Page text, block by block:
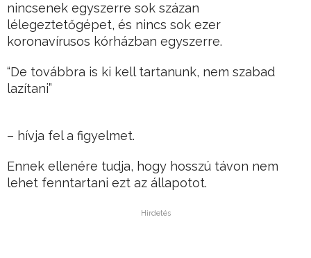
nincsenek egyszerre sok százan
lélegeztetőgépet, és nincs sok ezer
koronavírusos kórházban egyszerre.
“De továbbra is ki kell tartanunk, nem szabad
lazítani”
– hívja fel a figyelmet.
Ennek ellenére tudja, hogy hosszú távon nem
lehet fenntartani ezt az állapotot.
Hirdetés